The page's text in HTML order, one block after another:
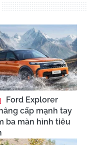
Ford Explorer
cấp mạnh tay
ba màn hình tiêu